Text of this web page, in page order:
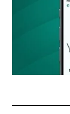
Nimesi
Tilaa